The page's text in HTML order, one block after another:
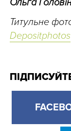
Ольга
Титульне
Depositphotos